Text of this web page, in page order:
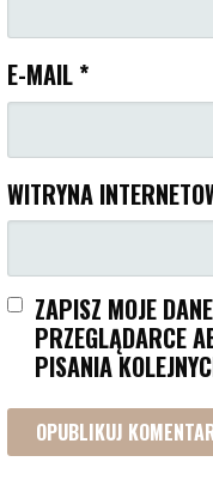
E-MAIL *
WITRYNA
ZAPISZ MOJE
PRZEGLĄDARCE
PISANIA